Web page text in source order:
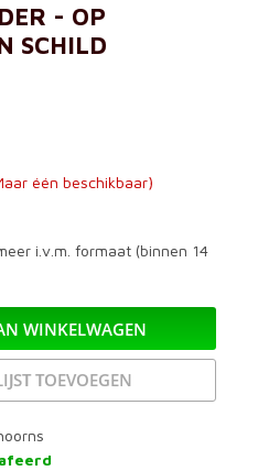
- OP
SCHILD
één beschikbaar)
i.v.m. formaat (binnen 14
WINKELWAGEN
TOEVOEGEN